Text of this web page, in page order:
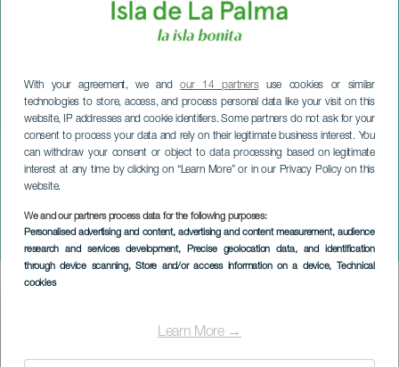
With your agreement, we andour 14 partnersuse cookies or similar
technologies to store, access, and process personal data like your visit on this
website, IP addresses and cookie identifiers. Some partners do not ask for your
consent to process your data and rely on their legitimate business interest. You
can withdraw your consent or object to data processing based on legitimate
interest at any time by clicking on “Learn More” or in our Privacy Policy on this
website.
We and our partners process data for the following purposes:
Personalised advertising and content, advertising and content measurement, audience
research and services development, Precise geolocation data, and identification
through device scanning, Store and/or access information on a device, Technical
cookies
Learn More →
Tablao Flamenco
LA PALMA
Imagen